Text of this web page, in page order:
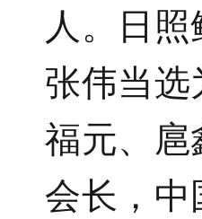
人。日
张伟当
福元、
会长，